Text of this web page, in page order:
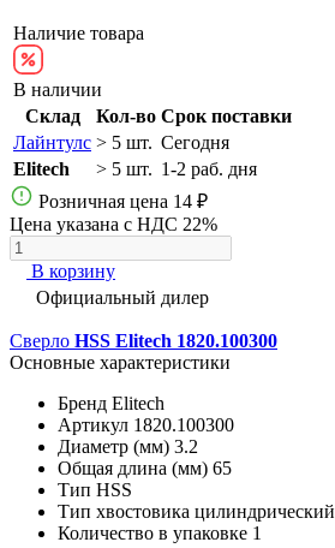
Наличие товара
В наличии
Склад
Кол-во Срок поставки
Лайнтулс > 5 шт. Сегодня
Elitech
> 5 шт. 1-2 раб. дня
Розничная цена 14 ₽
Цена указана с НДС 22%
В корзину
Официальный дилер
Сверло HSS Elitech 1820.100300
Основные характеристики
Бренд Elitech
Артикул 1820.100300
Диаметр (мм) 3.2
Общая длина (мм) 65
Тип HSS
Тип хвостовика цилиндрический
Количество в упаковке 1